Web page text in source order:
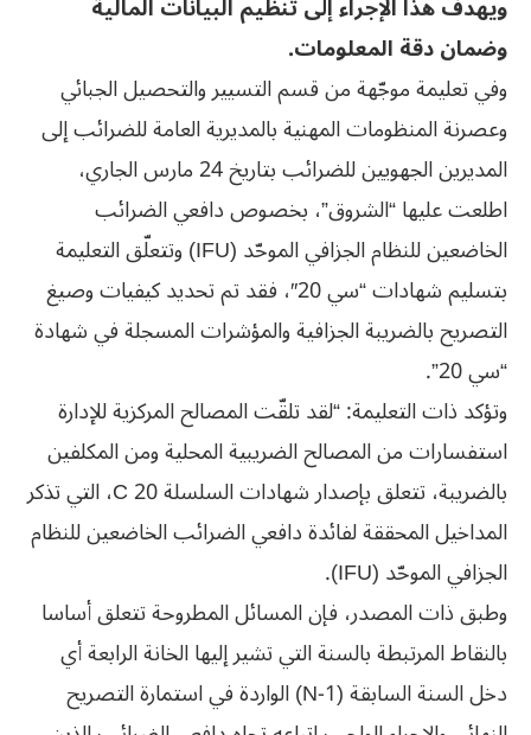
وضمان دقة المعلومات.
وفي تعليمة موجّهة من قسم التسيير والتحصيل الجبائي
وعصرنة المنظومات المهنية بالمديرية العامة للضرائب إلى
المديرين الجهويين للضرائب بتاريخ 24 مارس الجاري،
اطلعت عليها “الشروق”، بخصوص دافعي الضرائب
الخاضعين للنظام الجزافي الموحّد (IFU) وتتعلّق التعليمة
بتسليم شهادات “سي 20″، فقد تم تحديد كيفيات وصيغ
التصريح بالضريبة الجزافية والمؤشرات المسجلة في شهادة
“سي 20”.
وتؤكد ذات التعليمة: “لقد تلقّت المصالح المركزية للإدارة
استفسارات من المصالح الضريبية المحلية ومن المكلفين
بالضريبة، تتعلق بإصدار شهادات السلسلة C 20، التي تذكر
المداخيل المحققة لفائدة دافعي الضرائب الخاضعين للنظام
الجزافي الموحّد (IFU).
وطبق ذات المصدر، فإن المسائل المطروحة تتعلق أساسا
بالنقاط المرتبطة بالسنة التي تشير إليها الخانة الرابعة أي
دخل السنة السابقة (N-1) الواردة في استمارة التصريح